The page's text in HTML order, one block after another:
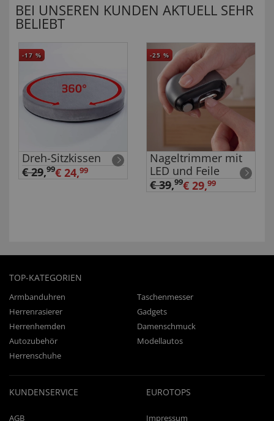
BEI UNSEREN KUNDEN AKTUELL SEHR
BELIEBT
-17 %
Dreh-Sitzkissen
€ 29,99€ 24,99
-25 %
Nageltrimmer mit
LED und Feile
€ 39,99€ 29,99
TOP-KATEGORIEN
Armbanduhren
Taschenmesser
Herrenrasierer
Gadgets
Herrenhemden
Damenschmuck
Autozubehör
Modellautos
Herrenschuhe
KUNDENSERVICE
AGB
EUROTOPS
Impressum